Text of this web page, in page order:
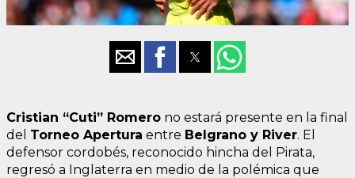
Cristian “Cuti” Romero no estará presente en la final
del Torneo Apertura entre Belgrano y River. El
defensor cordobés, reconocido hincha del Pirata,
regresó a Inglaterra en medio de la polémica que